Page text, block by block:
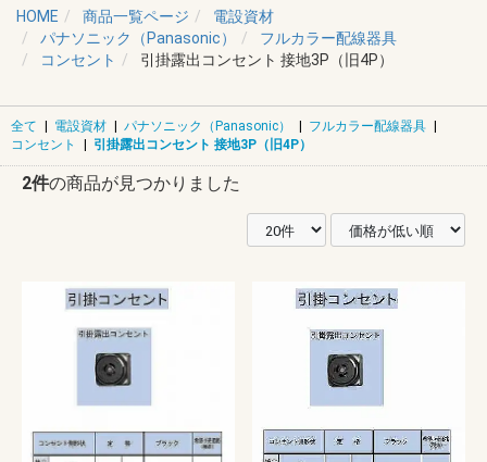
HOME 商品一覧ページ
電設資材
パナソニック（Panasonic）
フルカラー配線器具
コンセント
引掛露出コンセント 接地3P（旧4P）
全て | 電設資材 | パナソニック（Panasonic） | フルカラー配線器具 |
コンセント
| 引掛露出コンセント 接地3P（旧4P）
2件の商品が見つかりました